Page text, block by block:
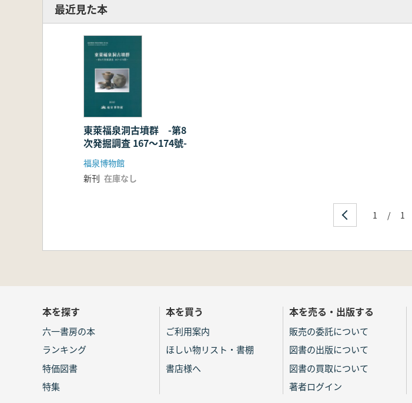
最近見た本
東萊福泉洞古墳群 -第8
次発掘調査 167〜174號-
福泉博物館
新刊 在庫なし
1 / 1
本を探す
六一書房の本
ランキング
特価図書
特集
本を買う
ご利用案内
ほしい物リスト・書棚
書店様へ
本を売る・出版する
販売の委託について
図書の出版について
図書の買取について
著者ログイン